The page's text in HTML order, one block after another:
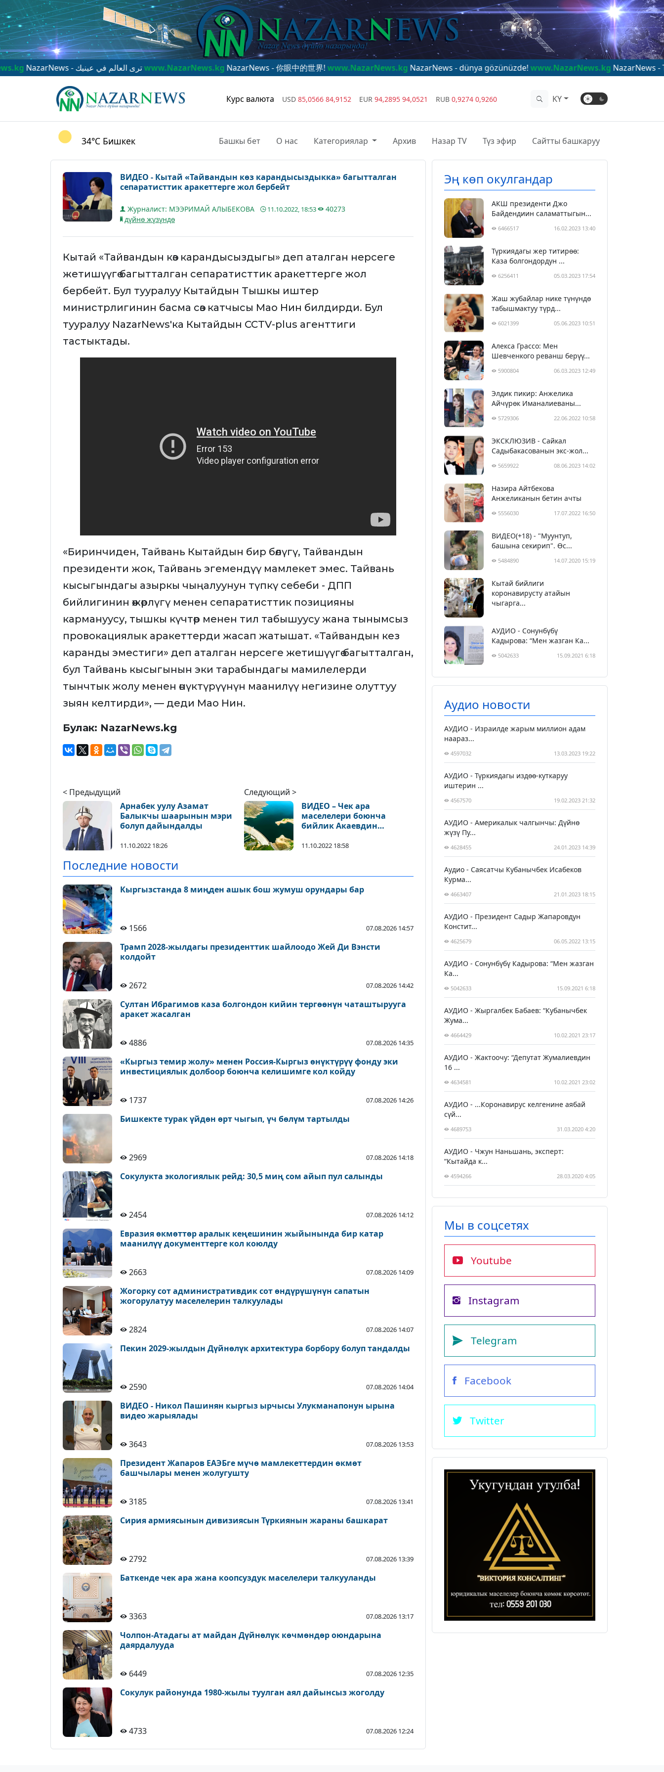
NazarNews - ترى العالم في عينيكwww.NazarNews.kgNazarNews - 你眼中的世界!www.NazarNews.kgNazarNews - dünya gözünüzde!www.NazarNews.kgNazarNews - The world in
Курс валюта USD 85,0566 84,9152 EUR 94,2895 94,0521 RUB 0,9274 0,9260 KY
34°C Бишкек Башкы бет О нас Категориялар Архив Назар TV Түз эфир Сайтты башкаруу
ВИДЕО - Кытай «Тайвандын көз карандысыздыкка» багытталган
сепаратисттик аракеттерге жол бербейт
Журналист: МЭЭРИМАЙ АЛЫБЕКОВА 11.10.2022, 18:53
40273
дүйнө жүзүндө
Кытай «Тайвандын көз карандысыздыгы» деп аталган нерсеге
жетишүүгө багытталган сепаратисттик аракеттерге жол
бербейт. Бул тууралуу Кытайдын Тышкы иштер
министрлигинин басма сөз катчысы Мао Нин билдирди. Бул
тууралуу NazarNews'ка Кытайдын CCTV-plus агенттиги
тастыктады.
«Биринчиден, Тайвань Кытайдын бир бөлүгү, Тайвандын
президенти жок, Тайвань эгемендүү мамлекет эмес. Тайвань
кысыгындагы азыркы чыңалуунун түпкү себеби - ДПП
бийлигинин өжөрлүгү менен сепаратисттик позицияны
кармануусу, тышкы күчтөр менен тил табышуусу жана тынымсыз
провокациялык аракеттерди жасап жатышат. «Тайвандын кез
каранды эместиги» деп аталган нерсеге жетишүүгө багытталган,
бул Тайвань кысыгынын эки тарабындагы мамилелерди
тынчтык жолу менен өнүктүрүүнүн маанилүү негизине олуттуу
зыян келтирди», — деди Мао Нин.
Булак: NazarNews.kg
< Предыдущий
Арнабек уулу Азамат
Балыкчы шаарынын мэри
болуп дайындалды
11.10.2022 18:26
Следующий >
ВИДЕО – Чек ара
маселелери боюнча
бийлик Акаевдин
баштады
11.10.2022 18:58
Последние новости
Кыргызстанда 8 миңден ашык бош жумуш орундары бар
1566 07.08.2026 14:57
Трамп 2028-жылдагы президенттик шайлоодо Жей Ди Вэнсти
колдойт
2672 07.08.2026 14:42
Султан Ибрагимов каза болгондон кийин тергөөнүн чаташтырууга
аракет жасалган
4886 07.08.2026 14:35
«Кыргыз темир жолу» менен Россия-Кыргыз өнүктүрүү фонду эки
инвестициялык долбоор боюнча келишимге кол койду
1737 07.08.2026 14:26
Бишкекте турак үйдөн өрт чыгып, үч бөлүм тартылды
2969 07.08.2026 14:18
Сокулукта экологиялык рейд: 30,5 миң сом айып пул салынды
2454 07.08.2026 14:12
Евразия өкмөттөр аралык кеңешинин жыйынында бир катар
маанилүү документтерге кол коюлду
2663 07.08.2026 14:09
Жогорку сот административдик сот өндүрүшүнүн сапатын
жогорулатуу маселелерин талкуулады
2824 07.08.2026 14:07
Пекин 2029-жылдын Дүйнөлүк архитектура борбору болуп тандалды
2590 07.08.2026 14:04
ВИДЕО - Никол Пашинян кыргыз ырчысы Улукманапонун ырына
видео жарыялады
3643 07.08.2026 13:53
Президент Жапаров ЕАЭБге мүчө мамлекеттердин өкмөт
башчылары менен жолугушту
3185 07.08.2026 13:41
Сирия армиясынын дивизиясын Түркиянын жараны башкарат
2792 07.08.2026 13:39
Баткенде чек ара жана коопсуздук маселелери талкууланды
3363 07.08.2026 13:17
Чолпон-Атадагы ат майдан Дүйнөлүк көчмөндөр оюндарына
даярдалууда
6449 07.08.2026 12:35
Сокулук районунда 1980-жылы туулган аял дайынсыз жоголду
4733 07.08.2026 12:24
Эң көп окулгандар
АКШ президенти Джо
Байдендиин саламаттыгын...
6466517 16.02.2023 13:40
Түркиядагы жер титирөө:
Каза болгондордун ...
6256411 05.03.2023 17:54
Жаш жубайлар нике түнүндө
табышмактуу түрд...
6021399 05.06.2023 10:51
Алекса Грассо: Мен
Шевченкого реванш берүү...
5900804 06.03.2023 12:49
Элдик пикир: Анжелика
Айчүрөк Иманалиеваны...
5729306 22.06.2022 10:58
ЭКСКЛЮЗИВ - Сайкал
Садыбакасованын экс-жол...
5659922 08.06.2023 14:02
Назира Айтбекова
Анжеликанын бетин ачты
5556030 17.07.2022 16:50
ВИДЕО(+18) - "Муунтуп,
башына секирип". Өс...
5484890 14.07.2020 15:19
Кытай бийлиги
коронавирусту атайын
чыгарга...
АУДИО - Сонунбүбү
Кадырова: “Мен жазган Ка...
5042633 15.09.2021 6:18
Аудио новости
АУДИО - Израилде жарым миллион адам
наараз...
4597032 13.03.2023 19:22
АУДИО - Түркиядагы издөө-куткаруу
иштерин ...
4567570 19.02.2023 21:32
АУДИО - Америкалык чалгынчы: Дүйнө
жүзү Пу...
4628455 24.01.2023 14:39
Аудио - Саясатчы Кубанычбек Исабеков
Курма...
4663407 21.01.2023 18:15
АУДИО - Президент Садыр Жапаровдун
Констит...
4625679 06.05.2022 13:15
АУДИО - Сонунбүбү Кадырова: “Мен жазган
Ка...
5042633 15.09.2021 6:18
АУДИО - Жыргалбек Бабаев: “Кубанычбек
Жума...
4664429 10.02.2021 23:17
АУДИО - Жактоочу: “Депутат Жумалиевдин
16 ...
4634581 10.02.2021 23:02
АУДИО - ...Коронавирус келгенине аябай
сүй...
4689753 31.03.2020 4:20
АУДИО - Чжун Наньшань, эксперт:
“Кытайда к...
4594266 28.03.2020 4:05
Мы в соцсетях
Youtube
Instagram
Telegram
Facebook
Twitter